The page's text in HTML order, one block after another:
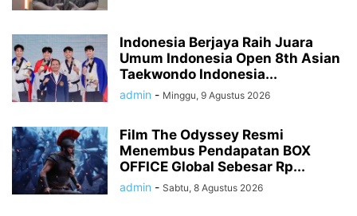
Indonesia Berjaya Raih Juara
Umum Indonesia Open 8th Asian
Taekwondo Indonesia...
admin - Minggu, 9 Agustus 2026
Film The Odyssey Resmi
Menembus Pendapatan BOX
OFFICE Global Sebesar Rp...
admin - Sabtu, 8 Agustus 2026